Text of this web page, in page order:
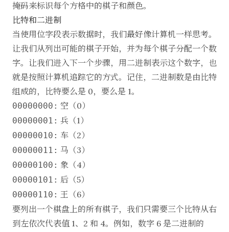
掩码来标识每个方格中的棋子和颜色。
比特和二进制
当使用位字段表示数据时，我们最好像计算机一样思考。
让我们从列出可能的棋子开始，并为每个棋子分配一个数
字。让我们进入下一个步骤，用二进制表示这个数字，也
就是按照计算机追踪它的方式。记住，二进制数是由比特
组成的，比特要么是 0，要么是 1。
00000000: 空（0）
00000001: 兵（1）
00000010: 车（2）
00000011: 马（3）
00000100: 象（4）
00000101: 后（5）
00000110: 王（6）
要列出一个棋盘上的所有棋子，我们只需要三个比特从右
到左依次代表值 1、2 和 4。例如，数字 6 是二进制的